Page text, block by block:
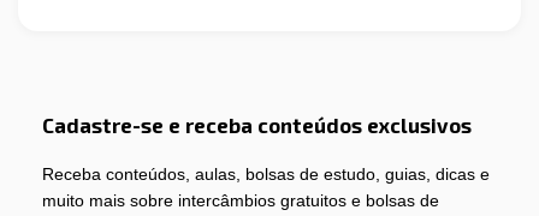
Cadastre-se e receba conteúdos exclusivos
Receba conteúdos, aulas, bolsas de estudo, guias, dicas e
muito mais sobre intercâmbios gratuitos e bolsas de